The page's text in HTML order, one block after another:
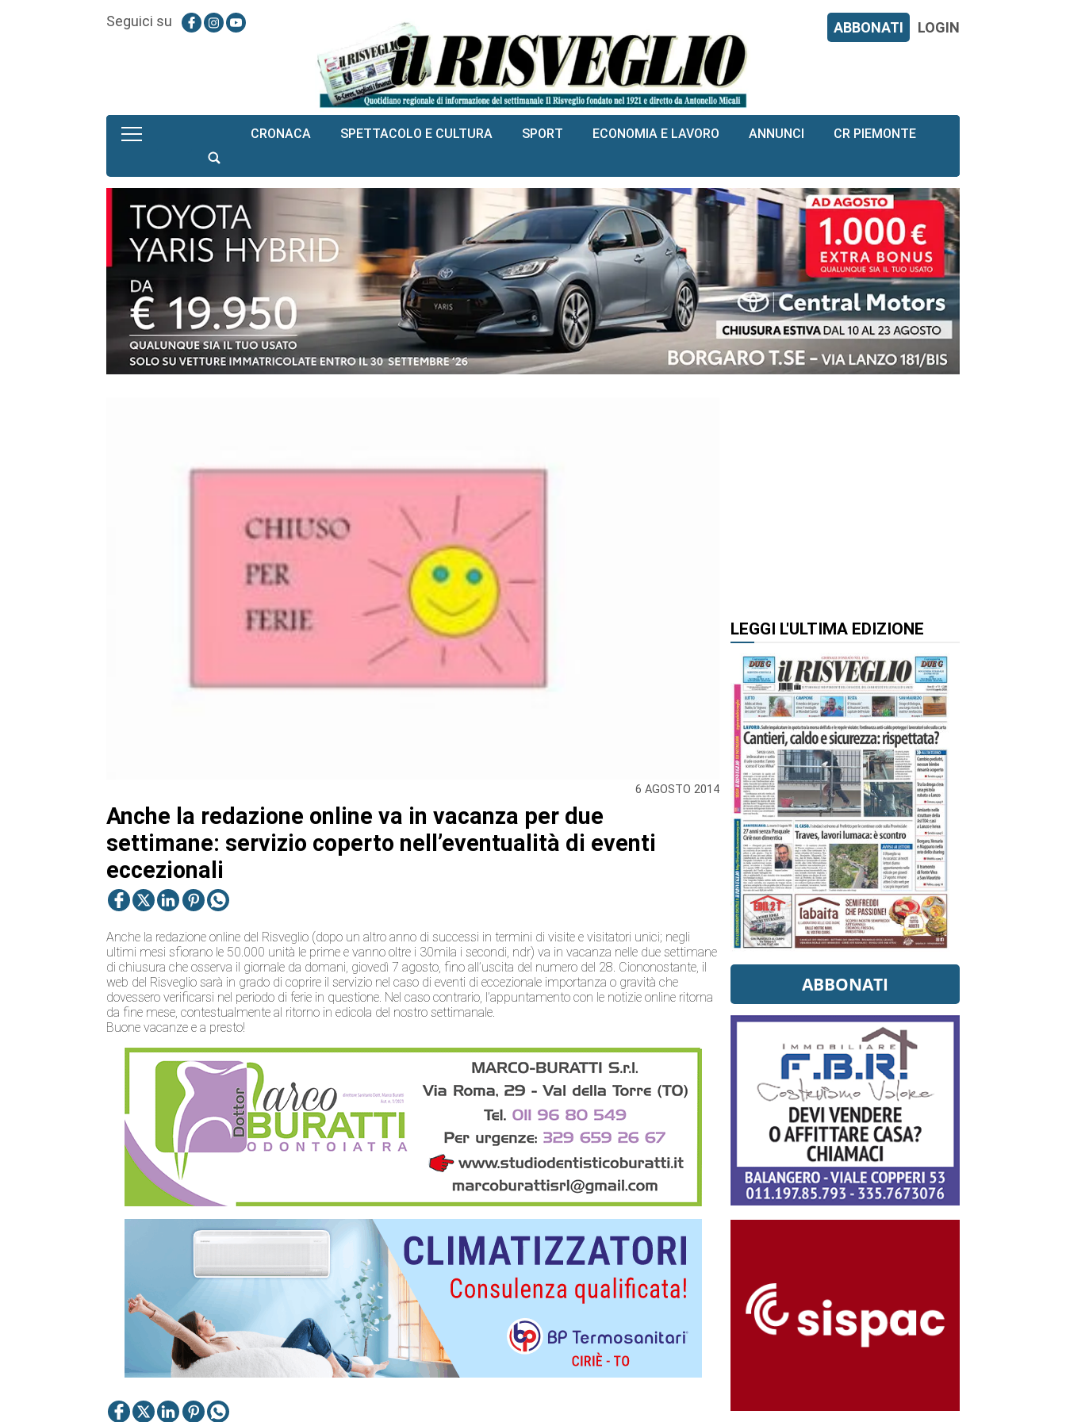
Seguici su ABBONATI LOGIN
CRONACA SPETTACOLO E CULTURA SPORT ECONOMIA E LAVORO ANNUNCI CR PIEMONTE
6 AGOSTO 2014
Anche la redazione online va in vacanza per due
settimane: servizio coperto nell’eventualità di eventi
eccezionali
Anche la redazione online del Risveglio (dopo un altro anno di successi in termini di visite e visitatori unici; negli
ultimi mesi sfiorano le 50.000 unità le prime e vanno oltre i 30mila i secondi, ndr) va in vacanza nelle due settimane
di chiusura che osserva il giornale da domani, giovedì 7 agosto, fino all’uscita del numero del 28. Ciononostante, il
web del Risveglio sarà in grado di coprire il servizio nel caso di eventi di eccezionale importanza o gravità che
dovessero verificarsi nel periodo di ferie in questione. Nel caso contrario, l’appuntamento con le notizie online ritorna
da fine mese, contestualmente al ritorno in edicola del nostro settimanale.
Buone vacanze e a presto!
LEGGI L'ULTIMA EDIZIONE
ABBONATI